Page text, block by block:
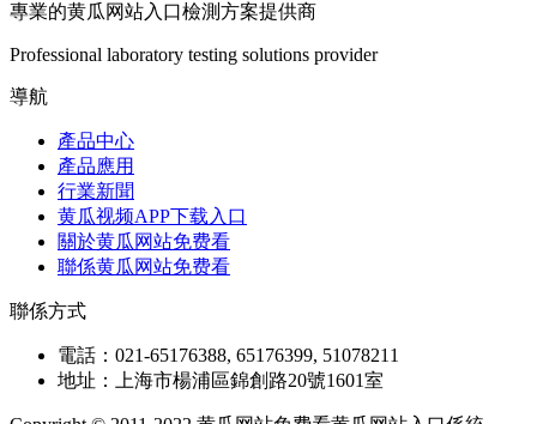
專業的黄瓜网站入口檢測方案提供商
Professional laboratory testing solutions provider
導航
產品中心
產品應用
行業新聞
黄瓜视频APP下载入口
關於黄瓜网站免费看
聯係黄瓜网站免费看
聯係方式
電話：021-65176388, 65176399, 51078211
地址：上海市楊浦區錦創路20號1601室